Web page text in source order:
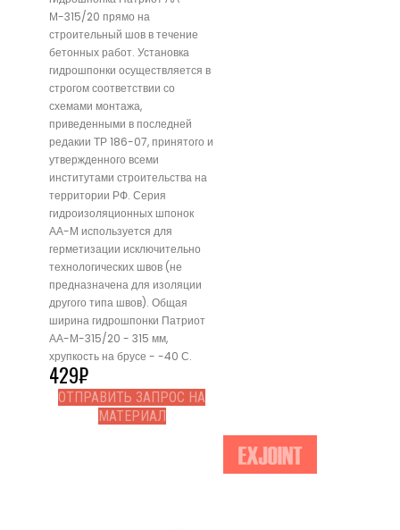
М-315/20 прямо на
строительный шов в течение
бетонных работ. Установка
гидрошпонки осуществляется в
строгом соответствии со
схемами монтажа,
приведенными в последней
редакии ТР 186-07, принятого и
утвержденного всеми
институтами строительства на
территории РФ. Серия
гидроизоляционных шпонок
АА-М используется для
герметизации исключительно
технологических швов (не
предназначена для изоляции
другого типа швов). Общая
ширина гидрошпонки Патриот
АА-М-315/20 - 315 мм,
хрупкость на брусе - -40 С.
429₽
ОТПРАВИТЬ ЗАПРОС НА
МАТЕРИАЛ